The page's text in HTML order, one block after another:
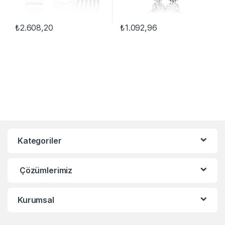
₺2.608,20 ₺1.092,96
Kategoriler
Çözümlerimiz
Kurumsal